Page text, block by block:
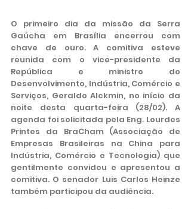
O primeiro dia da missão da Serra
Gaúcha em Brasília encerrou com
chave de ouro. A comitiva esteve
reunida com o vice-presidente da
República e ministro do
Desenvolvimento, Indústria, Comércio e
Serviços, Geraldo Alckmin, no início da
noite desta quarta-feira (28/02). A
agenda foi solicitada pela Eng. Lourdes
Printes da BraCham (Associação de
Empresas Brasileiras na China para
Indústria, Comércio e Tecnologia) que
gentilmente convidou e apresentou a
comitiva. O senador Luis Carlos Heinze
também participou da audiência.